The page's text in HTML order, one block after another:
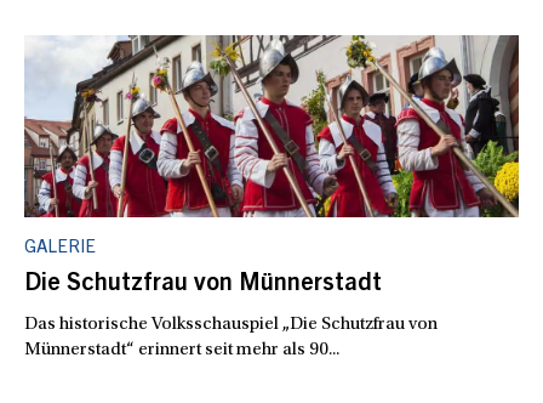
GALERIE
Die Schutzfrau von Münnerstadt
Das historische Volksschauspiel „Die Schutzfrau von
Münnerstadt“ erinnert seit mehr als 90...